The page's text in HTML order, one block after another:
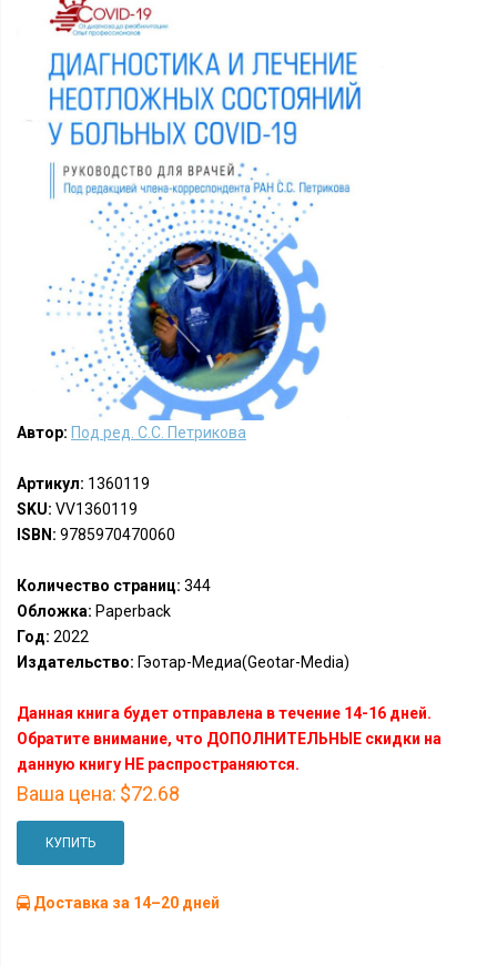
Автор: Под ред. С.С. Петрикова
Артикул: 1360119
SKU: VV1360119
ISBN: 9785970470060
Количество страниц: 344
Обложка: Paperback
Год: 2022
Издательство: Гэотар-Медиа(Geotar-Media)
Данная книга будет отправлена в течение 14-16 дней.
Обратите внимание, что ДОПОЛНИТЕЛЬНЫЕ скидки на
данную книгу НЕ распространяются.
Ваша цена: $72.68
КУПИТЬ
Доставка за 14–20 дней